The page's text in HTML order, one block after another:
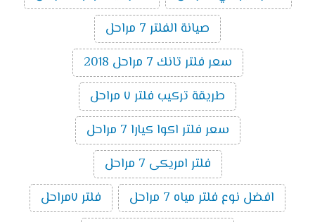
صيانة الفلتر 7 مراحل
سعر فلتر تانك 7 مراحل 2018
طريقة تركيب فلتر ٧ مراحل
سعر فلتر اكوا كيارا 7 مراحل
فلتر امريكى 7 مراحل
افضل نوع فلتر مياه 7 مراحل
فلتر ٧مراحل